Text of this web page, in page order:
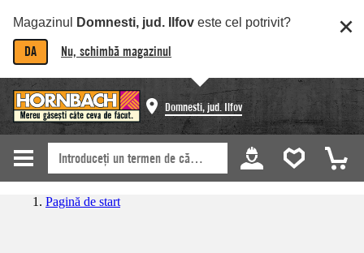
Magazinul Domnesti, jud. Ilfov este cel potrivit?
DA Nu, schimbă magazinul
Domnesti, jud. Ilfov
Pagină de start